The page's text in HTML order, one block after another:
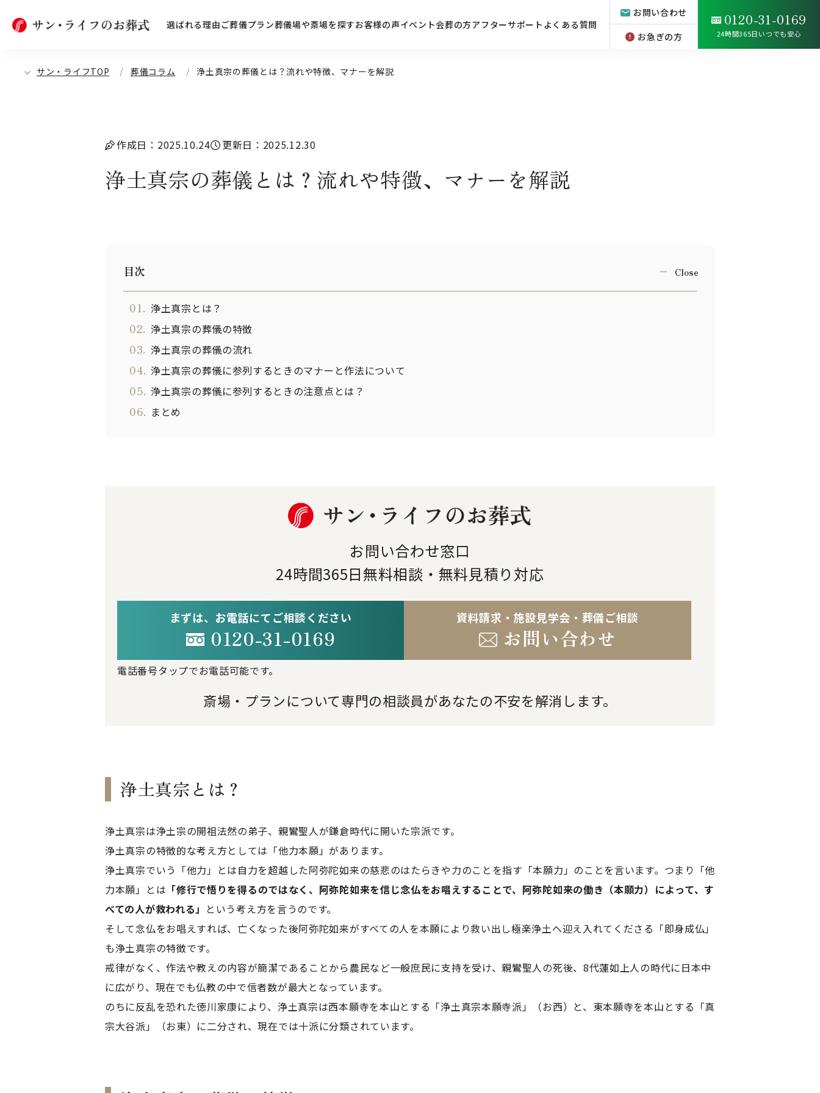
選ばれる理由 ご葬儀プラン葬儀場や斎場を探すお客様の声イベント会葬の方アフターサポート よくある質問
お問い合わせ
お急ぎの方
0120-31-0169
24時間365日いつでも安心
サン・ライフTOP 葬儀コラム 浄土真宗の葬儀とは？流れや特徴、マナーを解説
作成日：2025.10.24 更新日：2025.12.30
浄土真宗の葬儀とは？流れや特徴、マナーを解説
目次
01. 浄土真宗とは？
02. 浄土真宗の葬儀の特徴
03. 浄土真宗の葬儀の流れ
04. 浄土真宗の葬儀に参列するときのマナーと作法について
05. 浄土真宗の葬儀に参列するときの注意点とは？
06. まとめ
お問い合わせ窓口
24時間365日無料相談・無料見積り対応
まずは、お電話にてご相談ください
0120-31-0169
電話番号タップでお電話可能です。
資料請求・施設見学会・葬儀ご相談
お問い合わせ
斎場・プランについて専門の相談員があなたの不安を解消します。
浄土真宗とは？
浄土真宗は浄土宗の開祖法然の弟子、親鸞聖人が鎌倉時代に開いた宗派です。
浄土真宗の特徴的な考え方としては「他力本願」があります。
浄土真宗でいう「他力」とは自力を超越した阿弥陀如来の慈悲のはたらきや力のことを指す「本願力」のことを言います。つまり「他
力本願」とは 「修行で悟りを得るのではなく、阿弥陀如来を信じ念仏をお唱えすることで、阿弥陀如来の働き（本願力）によって、す
べての人が救われる」 という考え方を言うのです。
そして念仏をお唱えすれば、亡くなった後阿弥陀如来がすべての人を本願により救い出し極楽浄土へ迎え入れてくださる「即身成仏」
も浄土真宗の特徴です。
戒律がなく、作法や教えの内容が簡潔であることから農民など一般庶民に支持を受け、親鸞聖人の死後、8代蓮如上人の時代に日本中
に広がり、現在でも仏教の中で信者数が最大となっています。
のちに反乱を恐れた徳川家康により、浄土真宗は西本願寺を本山とする「浄土真宗本願寺派」（お西）と、東本願寺を本山とする「真
宗大谷派」（お東）に二分され、現在では十派に分類されています。